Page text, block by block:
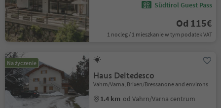
Südtirol Guest Pass
Od 115€
1 nocleg / 1 mieszkanie w tym podatek VAT
Na życzenie
Haus Deltedesco
Vahrn/Varna, Brixen/Bressanone and environs
1.4 km od Vahrn/Varna centrum